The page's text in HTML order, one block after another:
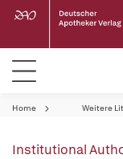
Home Weitere
Institutional